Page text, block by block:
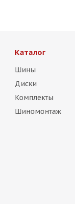
Каталог
Шины
Диски
Комплекты
Шиномонтаж